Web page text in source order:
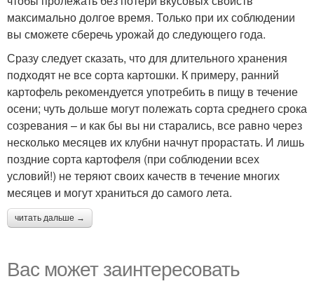
максимально долгое время. Только при их соблюдении
вы сможете сберечь урожай до следующего года.
Сразу следует сказать, что для длительного хранения
подходят не все сорта картошки. К примеру, ранний
картофель рекомендуется употребить в пищу в течение
осени; чуть дольше могут полежать сорта среднего срока
созревания – и как бы вы ни старались, все равно через
несколько месяцев их клубни начнут прорастать. И лишь
поздние сорта картофеля (при соблюдении всех
условий!) не теряют своих качеств в течение многих
месяцев и могут храниться до самого лета.
читать дальше →
Вас может заинтересовать